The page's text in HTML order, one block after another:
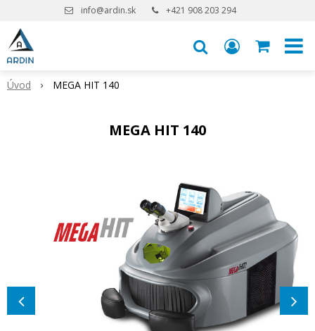
info@ardin.sk +421 908 203 294
Úvod MEGA HIT 140
MEGA HIT 140